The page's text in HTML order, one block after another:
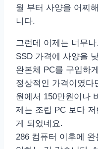
월 부터 사양을 어찌
니다.
그런데 이제는 너무
SSD 가격에 사양을
완본체 PC를 구입하
정상적인 가격이였다
원에서 150만원이나
제는 조립 PC 보다
게 되었네요.
286 컴퓨터 이후에